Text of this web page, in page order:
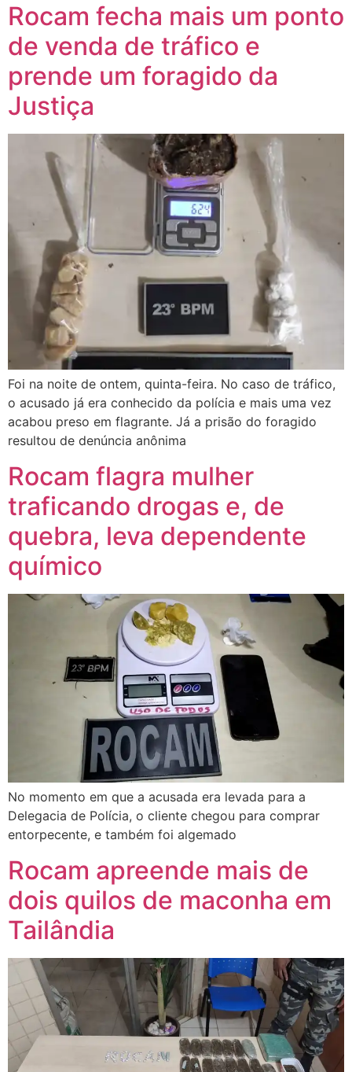
Rocam fecha mais um ponto
de venda de tráfico e
prende um foragido da
Justiça
Foi na noite de ontem, quinta-feira. No caso de tráfico,
o acusado já era conhecido da polícia e mais uma vez
acabou preso em flagrante. Já a prisão do foragido
resultou de denúncia anônima
Rocam flagra mulher
traficando drogas e, de
quebra, leva dependente
químico
No momento em que a acusada era levada para a
Delegacia de Polícia, o cliente chegou para comprar
entorpecente, e também foi algemado
Rocam apreende mais de
dois quilos de maconha em
Tailândia